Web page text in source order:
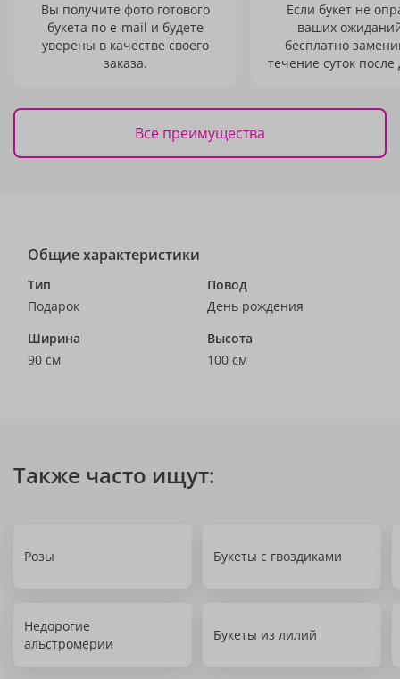
Вы получите фото готового
букета по e-mail и будете
уверены в качестве своего
заказа.
Если букет не
ваших
бесплатно
течение суток после
Все преимущества
Общие характеристики
Тип
Подарок
Повод
День рождения
Ширина
90 см
Высота
100 см
Также часто ищут:
Розы Букеты с гвоздиками
Недорогие
альстромерии
Букеты из лилий